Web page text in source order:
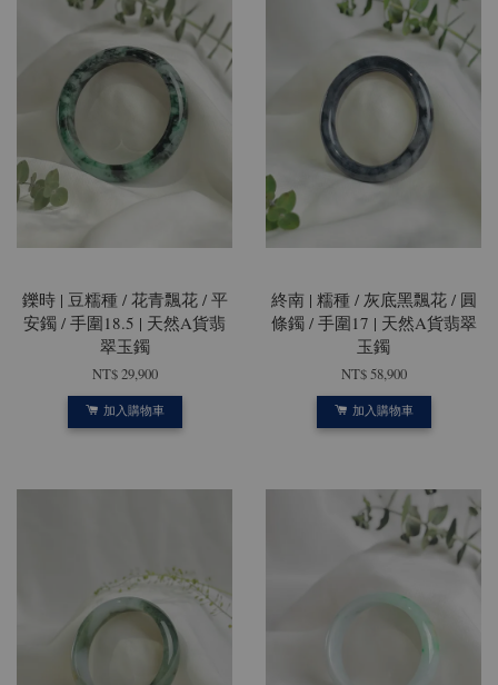
鑠時 | 豆糯種 / 花青飄花 / 平
安鐲 / 手圍18.5 | 天然A貨翡
翠玉鐲
NT$ 29,900
加入購物車
終南 | 糯種 / 灰底黑飄花 / 圓
條鐲 / 手圍17 | 天然A貨翡翠
玉鐲
NT$ 58,900
加入購物車